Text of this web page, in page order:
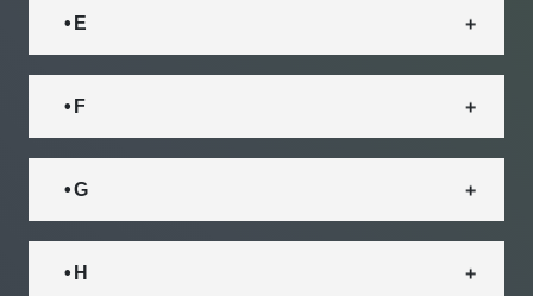
• E
• F
• G
• H